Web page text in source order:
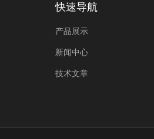
快速导航
产品展示
新闻中心
技术文章